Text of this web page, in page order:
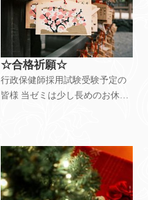
信させていただきますので、今
しばらくお待ちい
☆合格祈願☆
行政保健師採用試験受験予定の
皆様 当ゼミは少し長めのお休み
いが届くことを切に願っていま
す！！ さ